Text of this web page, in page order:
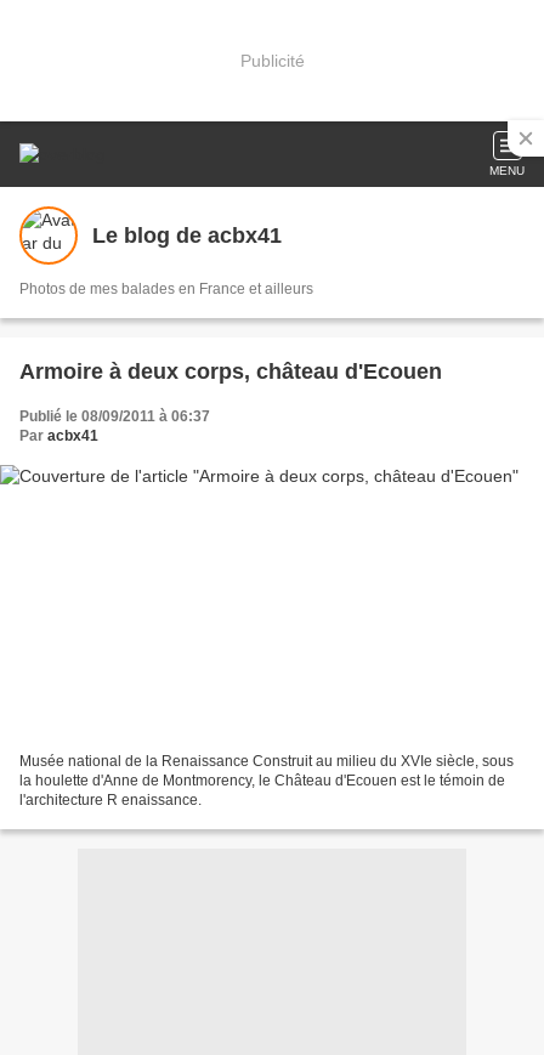
Publicité
MENU
Le blog de acbx41
Photos de mes balades en France et ailleurs
Armoire à deux corps, château d'Ecouen
Publié le 08/09/2011 à 06:37
Par acbx41
Musée national de la Renaissance Construit au milieu du XVIe siècle, sous
la houlette d'Anne de Montmorency, le Château d'Ecouen est le témoin de
l'architecture R enaissance.